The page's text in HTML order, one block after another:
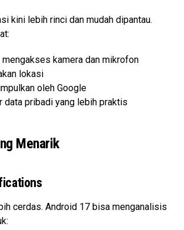
kini lebih rinci dan mudah dipantau.
kamera dan mikrofon
lokasi
oleh Google
pribadi yang lebih praktis
Menarik
cerdas. Android 17 bisa menganalisis